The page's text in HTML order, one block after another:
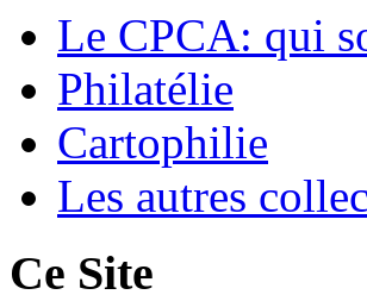
Le CPCA: qui
Philatélie
Cartophilie
Les autres
Ce Site